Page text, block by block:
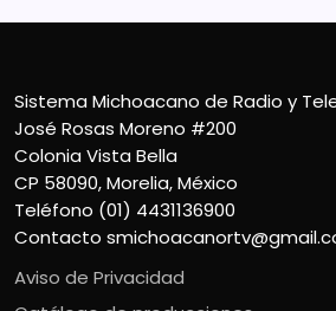
Sistema Michoacano de Radio y
José Rosas Moreno #200
Colonia Vista Bella
CP 58090, Morelia, México
Teléfono (01) 4431136900
Contacto
Aviso de Privacidad